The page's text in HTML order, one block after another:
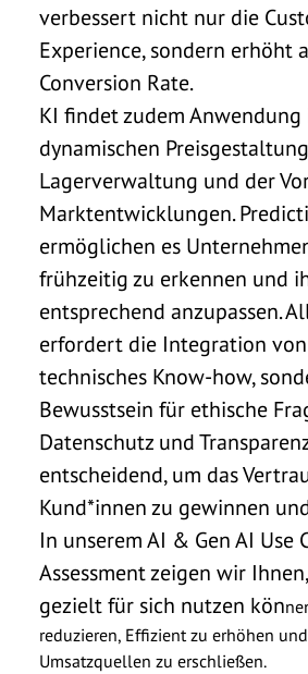
verbessert nicht nur die
Experience, sondern erhöht
Conversion Rate.
KI findet zudem
dynamischen
Lagerverwaltung und der
Marktentwicklungen.
ermöglichen es
frühzeitig zu erkennen und
entsprechend anzupassen.
erfordert die Integration
technisches Know-how,
Bewusstsein für ethische
Datenschutz und
entscheidend, um das
Kund*innen zu gewinnen
In unserem AI & Gen AI Use
Assessment zeigen wir
gezielt für sich nutzen kön
reduzieren, Effizient zu erhöhen
Umsatzquellen zu erschließen.